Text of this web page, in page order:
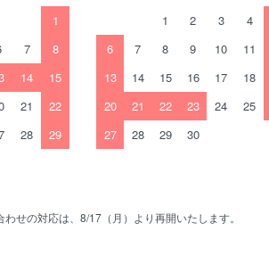
1
7
8
14
15
21
22
28
29
1
2 3 4
6
7 8 9 10 11
13
14 15 16 17 18
20
21 22 23 24 25
27
28 29 30
せの対応は、8/17（月）より再開いたします。